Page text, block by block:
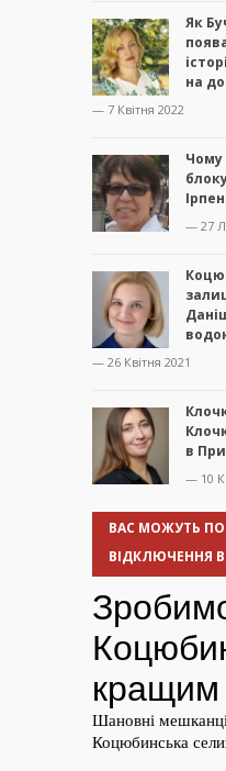
Як
на
— 7 Квітня 2022
Чому
— 27
— 26 Квітня 2021
в
— 10
ВАС МОЖУТЬ
ВІДКЛЮЧЕННЯ